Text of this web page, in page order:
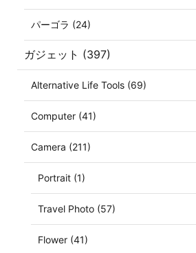
パーゴラ (24)
ガジェット (397)
Alternative Life Tools (69)
Computer (41)
Camera (211)
Portrait (1)
Travel Photo (57)
Flower (41)